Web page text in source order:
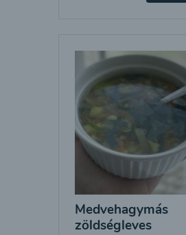
Medvehagymás
zöldségleves